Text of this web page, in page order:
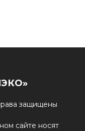
защищены
сайте носят